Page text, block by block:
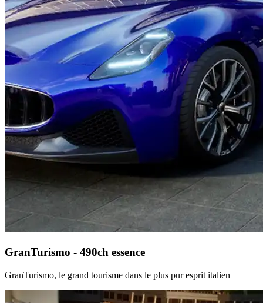
GranTurismo - 490ch essence
GranTurismo, le grand tourisme dans le plus pur esprit italien